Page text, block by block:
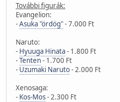
További figurák:
Evangelion:
-Asuka "ördög"- 7.000 Ft
Naruto:
- Hyuuga Hinata- 1.800 Ft
-Tenten- 1.700 Ft
- Uzumaki Naruto- 2.000 Ft
Xenosaga:
- Kos-Mos- 2.300 Ft